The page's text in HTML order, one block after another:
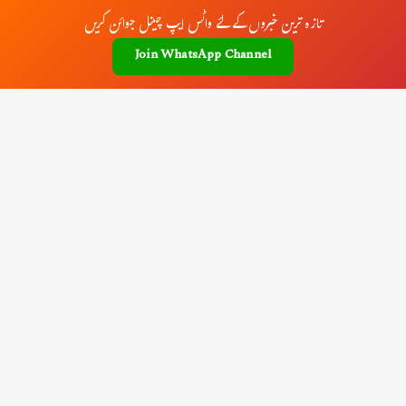
تازہ ترین خبروں کے لئے واٹس ایپ چینل جوائن کریں
Join WhatsApp Channel